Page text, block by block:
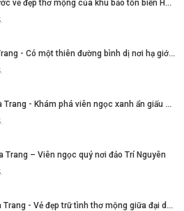
Ngất ngây trước vẻ đẹp thơ mộng của khu bảo tồn biển Hòn Mun Nha Trang
.
Bãi Dài Nha Trang - Có một thiên đường bình dị nơi hạ giới với biển xanh cát trắng quanh năm sóng xô bờ
.
Hòn Sầm Nha Trang - Khám phá viên ngọc xanh ẩn giấu giữa vịnh Nha Phu
.
Trang – Viên ngọc quý nơi đảo Trí Nguyên
.
Hòn Tằm Nha Trang - Vẻ đẹp trữ tình thơ mộng giữa đại dương xanh ngát